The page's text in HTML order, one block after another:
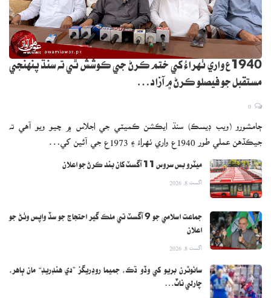
1940ع واري ٺهراءُ کي ختم ڪرڻ جي ڪوشش ٿي ته سنڌ پنهنجي
مستقبل جو فيصلو ڪرڻ ۾ آزاد…
ڄامشورو (ويب ڊيسڪ) سنڌ ايڪشن ڪميٽي جي اجلاس ۾ چيو ويو آهي ته
جيڪڏهن عملي طور 1940ع واري ٺهراءُ ۽ 1973ع جي آئين کي…
ميٽرو بس سروس 11 آگسٽ کان بند ڪرڻ جو اعلان
اگست 8, 2026
جماعت اسلامي جو 9 آگسٽ تي ملڪ گير احتجاج جو سڏ واپس وٺڻ جو
اعلان
اگست 8, 2026
سائوٿرن بريو کي وڏو ڌڪ، جميما روڊريگز ”دي هنڊريڊ“ مان ٻاهر،
چارلي ناٽ…